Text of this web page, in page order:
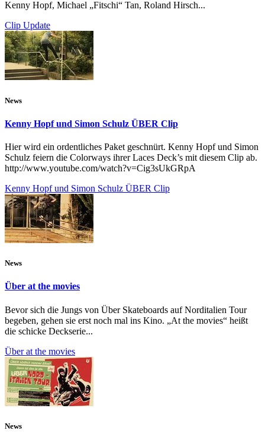
Kenny Hopf, Michael „Fitschi“ Tan, Roland Hirsch...
Clip Update
News
Kenny Hopf und Simon Schulz ÜBER Clip
Hier wird ein ordentliches Paket geschnürt. Kenny Hopf und Simon
Schulz feiern die Colorways ihrer Laces Deck’s mit diesem Clip ab.
http://www.youtube.com/watch?v=Cig3sUkGRpA
Kenny Hopf und Simon Schulz ÜBER Clip
News
Über at the movies
Bevor sich die Jungs von Über Skateboards auf Norditalien Tour
begeben, gehen sie erst noch mal ins Kino. „At the movies“ heißt
die schicke Deckserie...
Über at the movies
News